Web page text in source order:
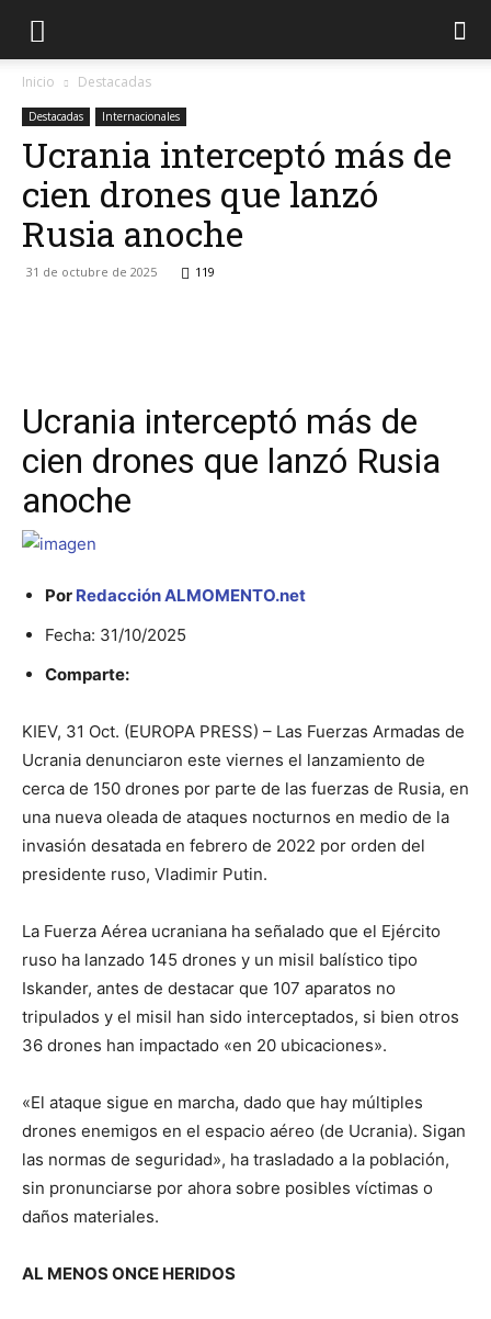
Inicio Destacadas
Destacadas Internacionales
Ucrania interceptó más de
cien drones que lanzó
Rusia anoche
31 de octubre de 2025 119
Ucrania interceptó más de
cien drones que lanzó Rusia
anoche
Por Redacción ALMOMENTO.net
Fecha: 31/10/2025
Comparte:
KIEV, 31 Oct. (EUROPA PRESS) – Las Fuerzas Armadas de
Ucrania denunciaron este viernes el lanzamiento de
cerca de 150 drones por parte de las fuerzas de Rusia, en
una nueva oleada de ataques nocturnos en medio de la
invasión desatada en febrero de 2022 por orden del
presidente ruso, Vladimir Putin.
La Fuerza Aérea ucraniana ha señalado que el Ejército
ruso ha lanzado 145 drones y un misil balístico tipo
Iskander, antes de destacar que 107 aparatos no
tripulados y el misil han sido interceptados, si bien otros
36 drones han impactado «en 20 ubicaciones».
«El ataque sigue en marcha, dado que hay múltiples
drones enemigos en el espacio aéreo (de Ucrania). Sigan
las normas de seguridad», ha trasladado a la población,
sin pronunciarse por ahora sobre posibles víctimas o
daños materiales.
AL MENOS ONCE HERIDOS